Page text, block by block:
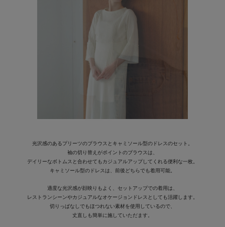
光沢感のあるプリーツのブラウスとキャミソール型のドレスのセット。
袖の切り替えがポイントのブラウスは、
デイリーなボトムスと合わせてもカジュアルアップしてくれる便利な一枚。
キャミソール型のドレスは、前後どちらでも着用可能。
適度な光沢感が顔映りもよく、セットアップでの着用は、
レストランシーンやカジュアルなオケージョンドレスとしても活躍します。
切りっぱなしでもほつれない素材を使用しているので、
丈直しも簡単に施していただます。